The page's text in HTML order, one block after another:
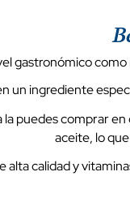
gastronómico
un ingrediente
puedes comprar
aceite, lo
calidad y